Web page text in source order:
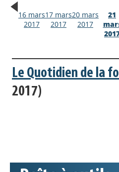
16 mars
2017
17 mars
2017
20 mars
2017
21
Le Quotidien de la
2017)
Appels à